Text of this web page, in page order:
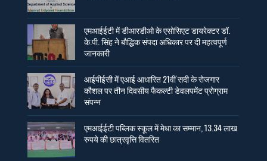
एमआईईटी में डीआरडीओ के एसोसिएट डायरेक्टर डॉ.
के.पी. सिंह ने बौद्धिक संपदा अधिकार पर दी महत्वपूर्ण
जानकारी
आईपीईसी में एआई आधारित 21वीं सदी के रोजगार
कौशल पर तीन दिवसीय फैकल्टी डेवलपमेंट प्रोग्राम
संपन्न
एमआईईटी पब्लिक स्कूल में मेधा का सम्मान, 13.34 लाख
रुपये की छात्रवृत्ति वितरित